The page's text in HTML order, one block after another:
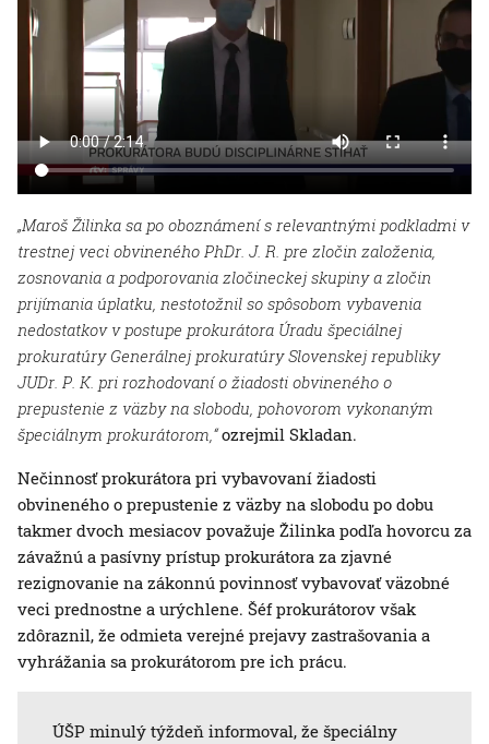
„Maroš Žilinka sa po oboznámení s relevantnými podkladmi v
trestnej veci obvineného PhDr. J. R. pre zločin založenia,
zosnovania a podporovania zločineckej skupiny a zločin
prijímania úplatku, nestotožnil so spôsobom vybavenia
nedostatkov v postupe prokurátora Úradu špeciálnej
prokuratúry Generálnej prokuratúry Slovenskej republiky
JUDr. P. K. pri rozhodovaní o žiadosti obvineného o
prepustenie z väzby na slobodu, pohovorom vykonaným
špeciálnym prokurátorom,“ozrejmil Skladan.
Nečinnosť prokurátora pri vybavovaní žiadosti
obvineného o prepustenie z väzby na slobodu po dobu
takmer dvoch mesiacov považuje Žilinka podľa hovorcu za
závažnú a pasívny prístup prokurátora za zjavné
rezignovanie na zákonnú povinnosť vybavovať väzobné
veci prednostne a urýchlene. Šéf prokurátorov však
zdôraznil, že odmieta verejné prejavy zastrašovania a
vyhrážania sa prokurátorom pre ich prácu.
ÚŠP minulý týždeň informoval, že špeciálny